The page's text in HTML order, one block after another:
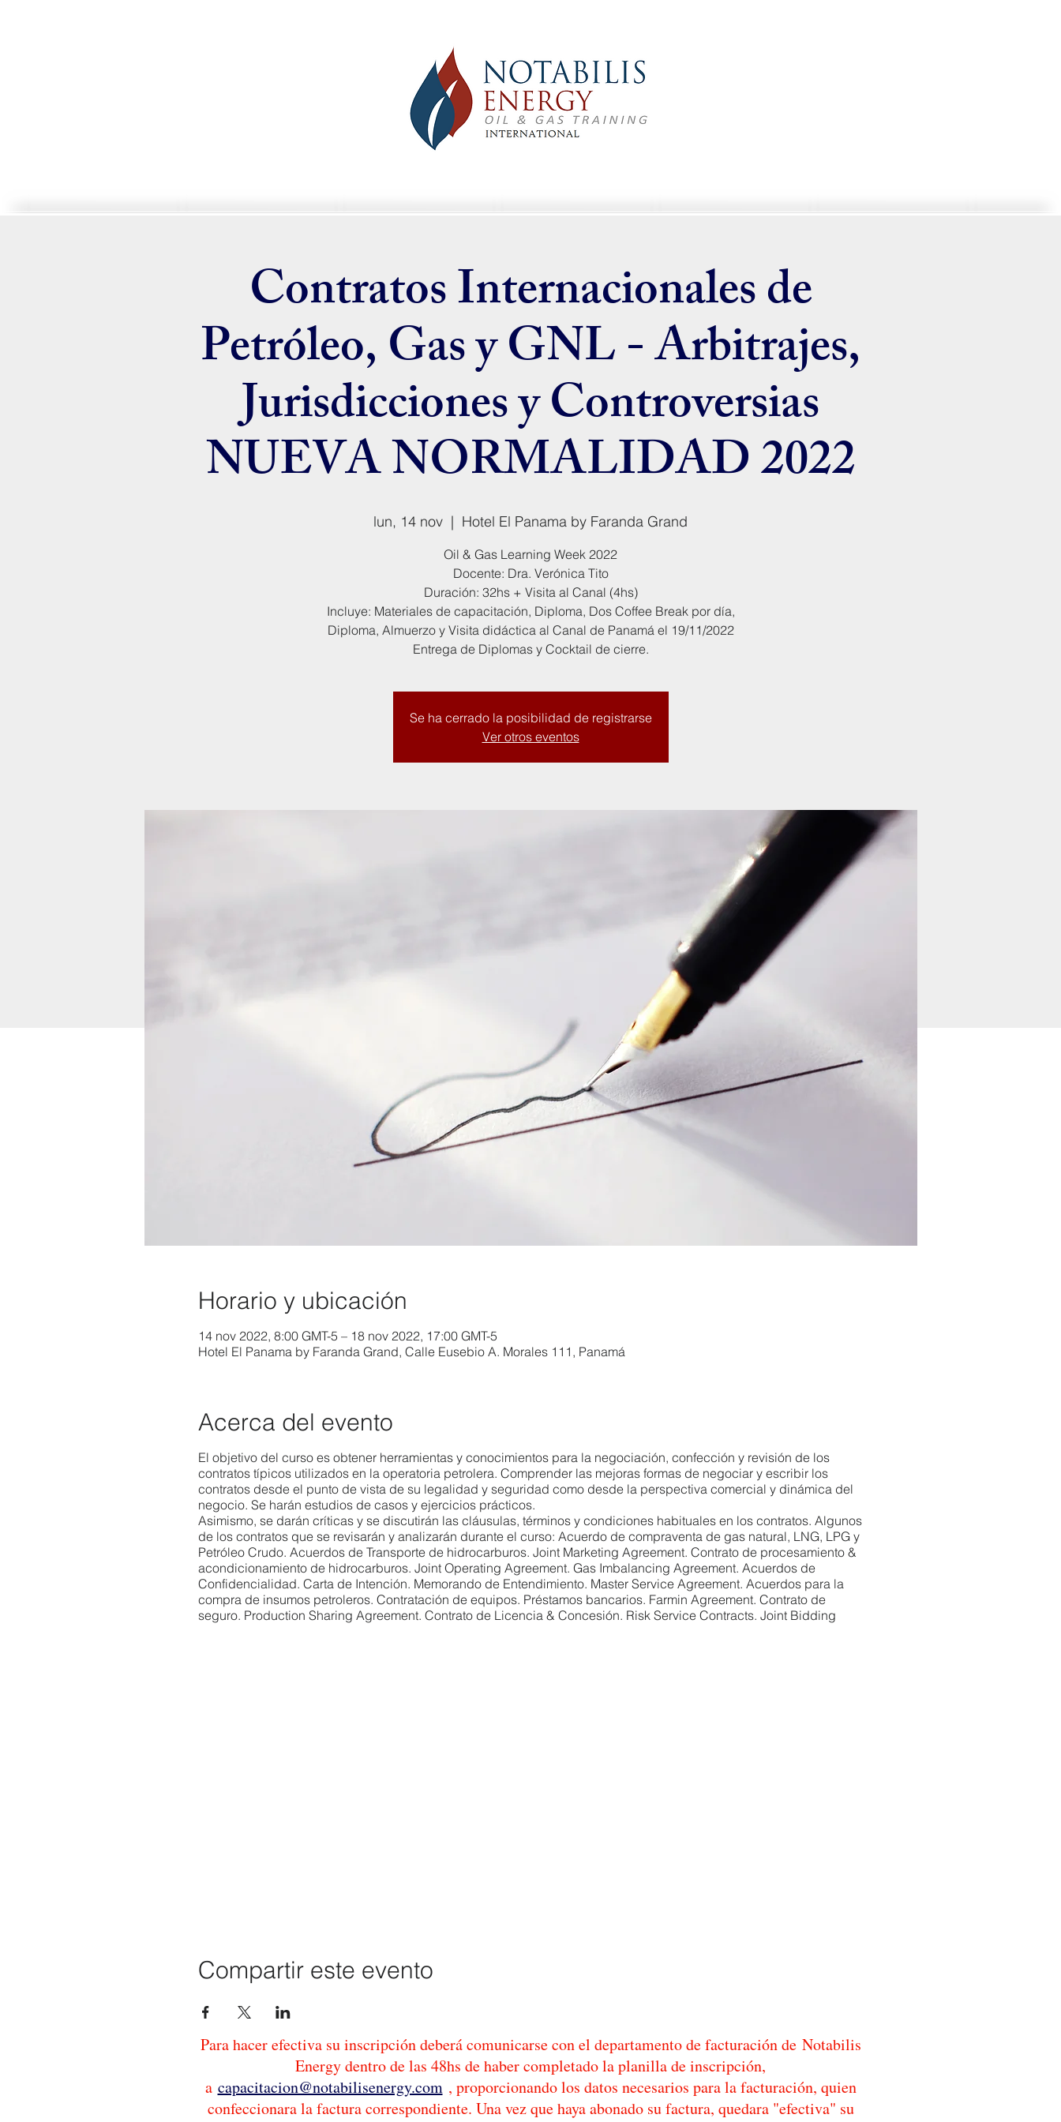
Contratos Internacionales de
Petróleo, Gas y GNL - Arbitrajes,
Jurisdicciones y Controversias
NUEVA NORMALIDAD 2022
lun, 14 nov
  |
Hotel El Panama by Faranda Grand
Oil & Gas Learning Week 2022
Docente: Dra. Verónica Tito
Duración: 32hs + Visita al Canal (4hs)
Incluye: Materiales de capacitación, Diploma, Dos Coffee Break por día,
Diploma, Almuerzo y Visita didáctica al Canal de Panamá el 19/11/2022
Entrega de Diplomas y Cocktail de cierre.
Se ha cerrado la posibilidad de registrarse
Ver otros eventos
Horario y ubicación
14 nov 2022, 8:00 GMT-5 – 18 nov 2022, 17:00 GMT-5
Hotel El Panama by Faranda Grand, Calle Eusebio A. Morales 111, Panamá
Acerca del evento
El objetivo del curso es obtener herramientas y conocimientos para la negociación, confección y revisión de los
contratos típicos utilizados en la operatoria petrolera. Comprender las mejoras formas de negociar y escribir los
contratos desde el punto de vista de su legalidad y seguridad como desde la perspectiva comercial y dinámica del
negocio. Se harán estudios de casos y ejercicios prácticos.
Asimismo, se darán críticas y se discutirán las cláusulas, términos y condiciones habituales en los contratos. Algunos
de los contratos que se revisarán y analizarán durante el curso: Acuerdo de compraventa de gas natural, LNG, LPG y
Petróleo Crudo. Acuerdos de Transporte de hidrocarburos. Joint Marketing Agreement. Contrato de procesamiento &
acondicionamiento de hidrocarburos. Joint Operating Agreement. Gas Imbalancing Agreement. Acuerdos de
Confidencialidad. Carta de Intención. Memorando de Entendimiento. Master Service Agreement. Acuerdos para la
compra de insumos petroleros. Contratación de equipos. Préstamos bancarios. Farmin Agreement. Contrato de
seguro. Production Sharing Agreement. Contrato de Licencia & Concesión. Risk Service Contracts. Joint Bidding
Compartir este evento
Para hacer efectiva su inscripción deberá comunicarse con el departamento de facturación de Notabilis
Energy dentro de las 48hs de haber completado la planilla de inscripción,
a capacitacion@notabilisenergy.com , proporcionando los datos necesarios para la facturación, quien
confeccionara la factura correspondiente. Una vez que haya abonado su factura, quedara "efectiva" su